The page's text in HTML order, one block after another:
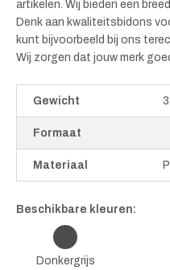
artikelen. Wij bieden een
Denk aan kwaliteitsbidons
kunt bijvoorbeeld bij ons
Wij zorgen dat jouw merk
Gewicht
Formaat
Materiaal
Beschikbare kleuren:
Donkergrijs